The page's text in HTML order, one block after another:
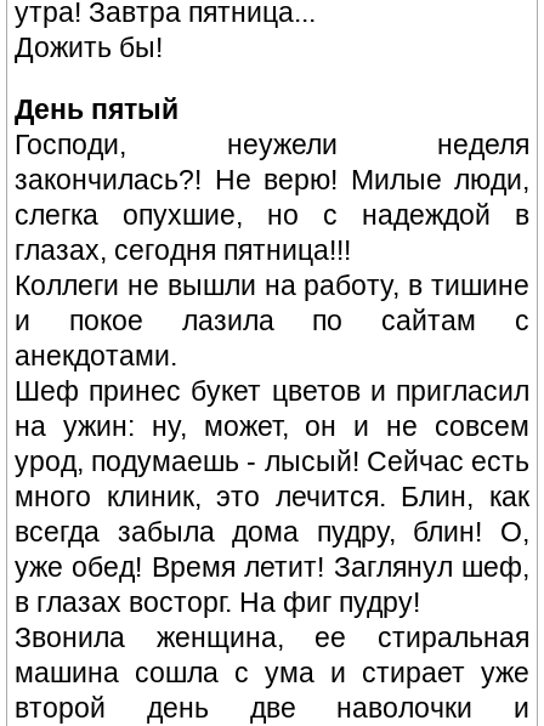
утра! Завтра пятница...
Дожить бы!
День пятый
Господи, неужели неделя
закончилась?! Не верю! Милые люди,
слегка опухшие, но с надеждой в
глазах, сегодня пятница!!!
Коллеги не вышли на работу, в тишине
и покое лазила по сайтам с
анекдотами.
Шеф принес букет цветов и пригласил
на ужин: ну, может, он и не совсем
урод, подумаешь - лысый! Сейчас есть
много клиник, это лечится. Блин, как
всегда забыла дома пудру, блин! О,
уже обед! Время летит! Заглянул шеф,
в глазах восторг. На фиг пудру!
Звонила женщина, ее стиральная
машина сошла с ума и стирает уже
второй день две наволочки и